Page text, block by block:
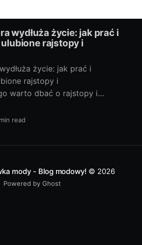
wydłuża życie: jak prać i
rajstopy i
życie: jak prać i
rajstopy i
warto dbać o rajstopy i
i pończochy to małe modowe
potrafią odmienić stylizację i
read
mody - Blog modowy! © 2026
Powered by Ghost